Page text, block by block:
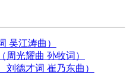
吴江涛曲）
周光耀曲 孙牧词）
刘德才词 崔乃东曲）